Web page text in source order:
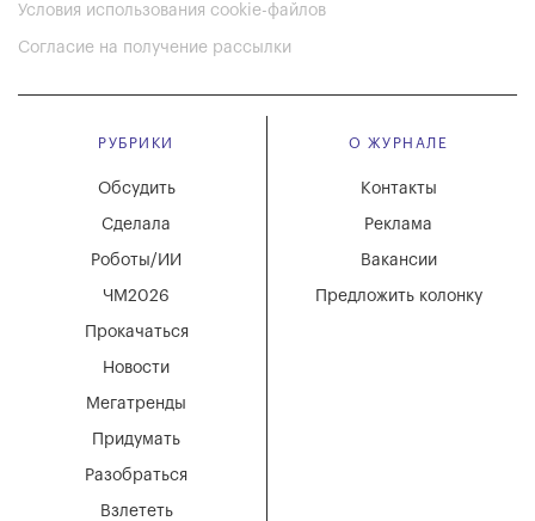
Условия использования cookie-файлов
Согласие на получение рассылки
РУБРИКИ
Мегатренды
Придумать
Разобраться
Взлететь
Новости
Обсудить
Сделала
Роботы/ИИ
ЧМ2026
Прокачаться
О ЖУРНАЛЕ
Вакансии
Реклама
Контакты
Предложить колонку